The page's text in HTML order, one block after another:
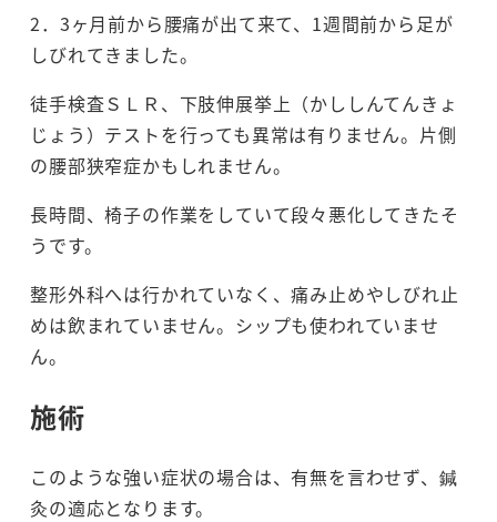
2．3ヶ月前から腰痛が出て来て、1週間前から足が
しびれてきました。
徒手検査ＳＬＲ、下肢伸展挙上（かししんてんきょ
じょう）テストを行っても異常は有りません。片側
の腰部狭窄症かもしれません。
長時間、椅子の作業をしていて段々悪化してきたそ
うです。
整形外科へは行かれていなく、痛み止めやしびれ止
めは飲まれていません。シップも使われていませ
ん。
施術
このような強い症状の場合は、有無を言わせず、鍼
灸の適応となります。